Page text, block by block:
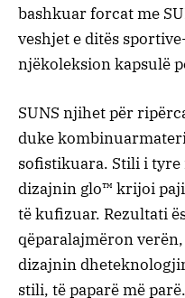
bashkuarforcatme
veshjeteditës
njëkoleksionkapsulë
SUNS njihetpër
dukekombinuar
sofistikuara. Stiliityre
dizajnin glo™ krijoi
tëkufizuar. Rezultati
qëparalajmëronverën,
dizajnindhe
stili, tëpaparëmëparë.